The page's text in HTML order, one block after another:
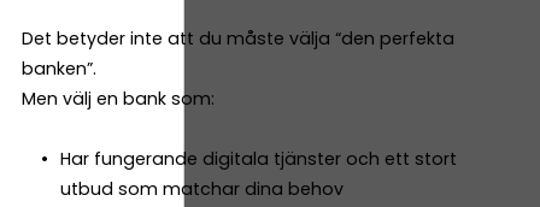
Det betyder inte att du måste välja “den perfekta
banken”.
Men välj en bank som:
Har fungerande digitala tjänster och ett stort
utbud som matchar dina behov